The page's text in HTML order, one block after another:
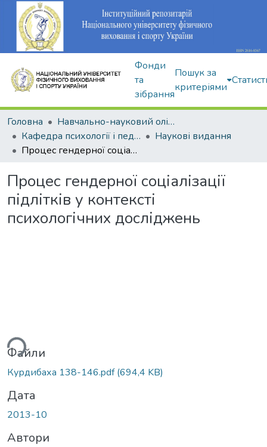
Фонди
та
зібрання
Пошук за
критеріями
Головна
Навчально-науковий олімпійський інститут
Кафедра психології і педагогіки
Наукові видання
Процес гендерної соціалізації підлітків у контексті психологічних досліджень
Процес гендерної соціалізації
підлітків у контексті
психологічних досліджень
Файли
Курдибаха 138-146.pdf(694,4 KB)
Дата
2013-10
Автори